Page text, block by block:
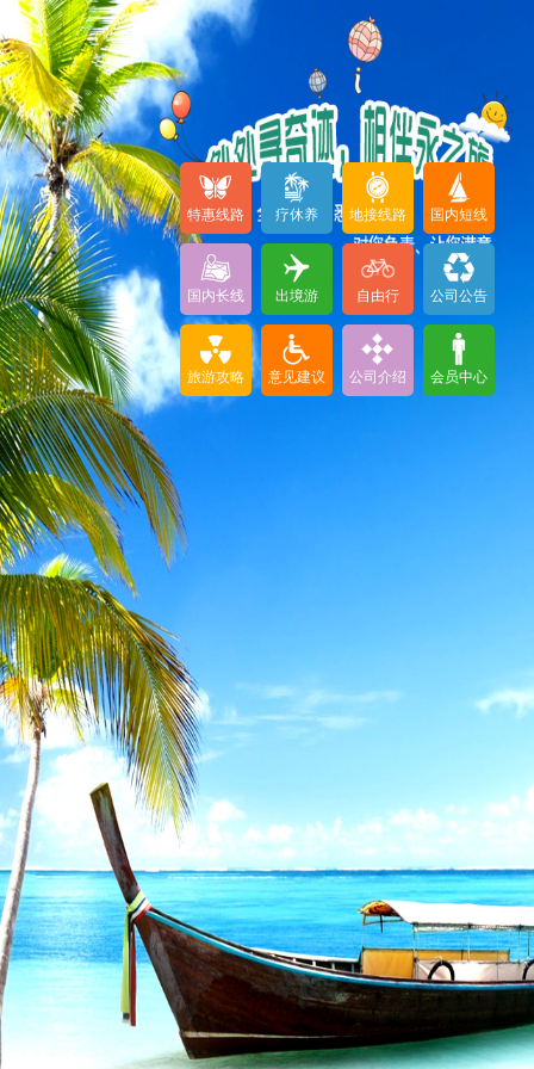
特惠线路 疗休养 地接线路 国内短线
国内长线 出境游 自由行 公司公告
旅游攻略 意见建议 公司介绍 会员中心